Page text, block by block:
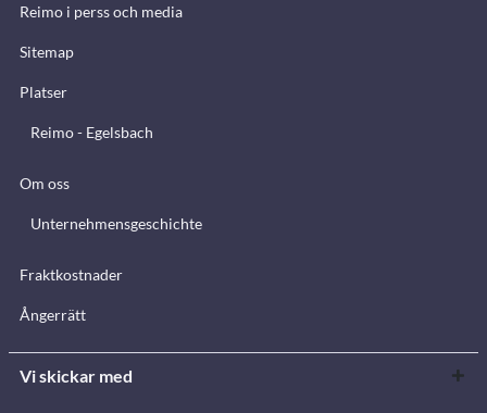
Reimo i perss och media
Sitemap
Platser
Reimo - Egelsbach
Om oss
Unternehmensgeschichte
Fraktkostnader
Ångerrätt
Vi skickar med